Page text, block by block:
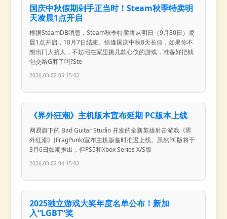
国庆中秋假期剁手正当时！Steam秋季特卖明
天凌晨1点开启
根据SteamDB消息，Steam秋季特卖将从明日（9月30日）凌
晨1点开启，10月7日结束。恰逢国庆中秋8天长假，如果你不
想出门人挤人，不妨宅在家里挑几款心仪的游戏，准备好把钱
包交给G胖了吗?Ste
2026-03-02 05:15:02
《界外狂潮》主机版本宣布延期 PC版本上线
网易旗下的 Bad Guitar Studio 开发的全新英雄射击游戏《界
外狂潮》(FragPunk)宣布主机版临时推迟上线。虽然PC版将于
3月6日如期推出，但PS5和Xbox Series X/S版
2026-03-02 04:15:02
2025独立游戏大奖年度名单公布！新加
入“LGBT”奖